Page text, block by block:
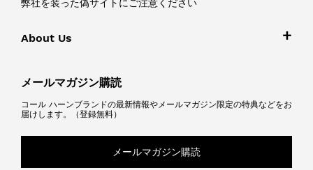
弊社を装った偽サイトにご注意ください
About Us
メールマガジン購読
コール ハーンブランドの最新情報やメールマガジン限定の特典などをお
届けします。（登録無料）
メールマガジン購読